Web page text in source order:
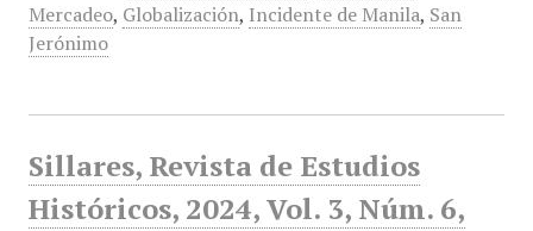
Mercadeo, Globalización, Incidente de Manila, San
Jerónimo
Sillares, Revista de Estudios
Históricos, 2024, Vol. 3, Núm. 6,